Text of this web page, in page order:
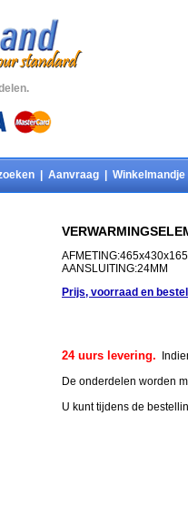
Aanvraag Winkelmandje
AANSLUITING:24MM
Prijs, voorraad en
24 uurs levering.
De onderdelen worden
U kunt tijdens de